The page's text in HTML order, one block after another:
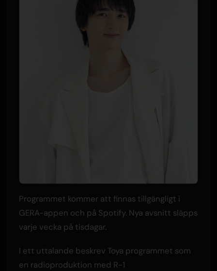
Programmet kommer att finnas tillgängligt i
GERA-appen och på Spotify. Nya avsnitt släpps
varje vecka på tisdagar.
I ett uttalande beskrev Toya programmet som
en radioproduktion med R-1